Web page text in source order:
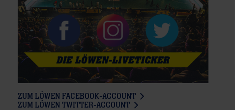
ZUM LÖWEN FACEBOOK-ACCOUNT
ZUM LÖWEN TWITTER-ACCOUNT